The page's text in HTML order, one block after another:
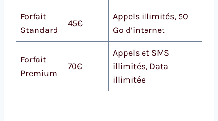
Forfait
Standard
45€
Appels illimités, 50
Go d’internet
Forfait
Premium
70€
Appels et SMS
illimités, Data
illimitée